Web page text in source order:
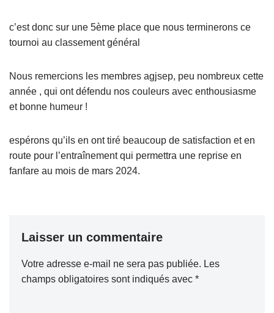
c’est donc sur une 5ème place que nous terminerons ce
tournoi au classement général
Nous remercions les membres agjsep, peu nombreux cette
année , qui ont défendu nos couleurs avec enthousiasme
et bonne humeur !
espérons qu’ils en ont tiré beaucoup de satisfaction et en
route pour l’entraînement qui permettra une reprise en
fanfare au mois de mars 2024.
Laisser un commentaire
Votre adresse e-mail ne sera pas publiée. Les
champs obligatoires sont indiqués avec *